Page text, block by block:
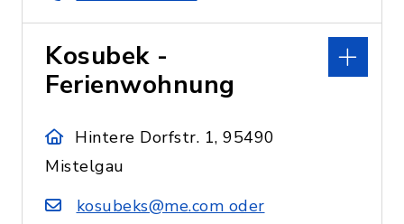
Kosubek -
Ferienwohnung
Hintere Dorfstr. 1, 95490
Mistelgau
kosubeks@me.com oder